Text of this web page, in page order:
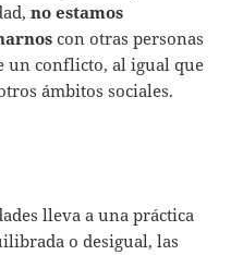
no estamos
con otras personas
un conflicto, al igual que
ámbitos sociales.
lleva a una práctica
o desigual, las